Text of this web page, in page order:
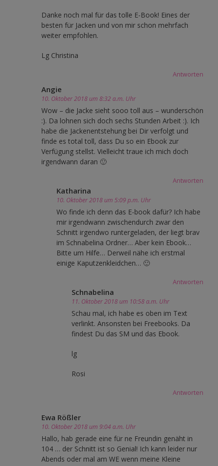
Danke noch mal für das tolle E-Book! Eines der
besten für Jacken und von mir schon mehrfach
weiter empfohlen.
Lg Christina
Antworten
Angie
10. Oktober 2018 um 8:32 a.m. Uhr
Wow – die Jacke sieht sooo toll aus – wunderschön
:). Da lohnen sich doch sechs Stunden Arbeit :). Ich
habe die Jackenentstehung bei Dir verfolgt und
finde es total toll, dass Du so ein Ebook zur
Verfügung stellst. Vielleicht traue ich mich doch
irgendwann daran 🙂
Antworten
Katharina
10. Oktober 2018 um 5:09 p.m. Uhr
Wo finde ich denn das E-book dafür? Ich habe
mir irgendwann zwischendurch zwar den
Schnitt irgendwo runtergeladen, der liegt brav
im Schnabelina Ordner… Aber kein Ebook…
Bitte um Hilfe… Derweil nähe ich erstmal
einige Kaputzenkleidchen… 🙂
Antworten
Schnabelina
11. Oktober 2018 um 10:58 a.m. Uhr
Schau mal, ich habe es oben im Text
verlinkt. Ansonsten bei Freebooks. Da
findest Du das SM und das Ebook.
lg
Rosi
Antworten
Ewa Rößler
10. Oktober 2018 um 9:04 a.m. Uhr
Hallo, hab gerade eine für ne Freundin genäht in
104 … der Schnitt ist so Genial! Ich kann leider nur
Abends oder mal am WE wenn meine Kleine